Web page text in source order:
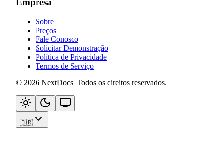
Empresa
Sobre
Preços
Fale Conosco
Solicitar Demonstração
Política de Privacidade
Termos de Serviço
© 2026 NextDocs. Todos os direitos reservados.
🇧🇷